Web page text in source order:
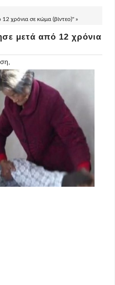
χρόνια σε κώμα (βίντεο)" »
μετά από 12 χρόνια